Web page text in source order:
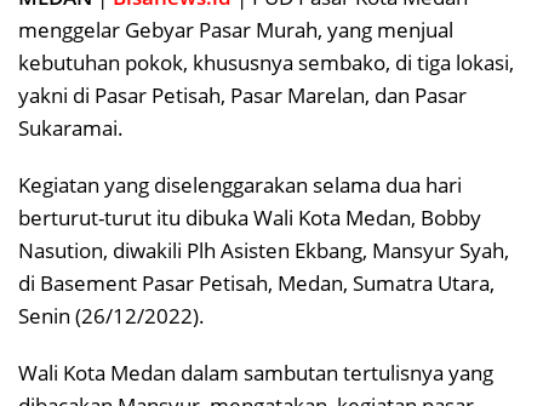
menggelar Gebyar Pasar Murah, yang menjual
kebutuhan pokok, khususnya sembako, di tiga lokasi,
yakni di Pasar Petisah, Pasar Marelan, dan Pasar
Sukaramai.
Kegiatan yang diselenggarakan selama dua hari
berturut-turut itu dibuka Wali Kota Medan, Bobby
Nasution, diwakili Plh Asisten Ekbang, Mansyur Syah,
di Basement Pasar Petisah, Medan, Sumatra Utara,
Senin (26/12/2022).
Wali Kota Medan dalam sambutan tertulisnya yang